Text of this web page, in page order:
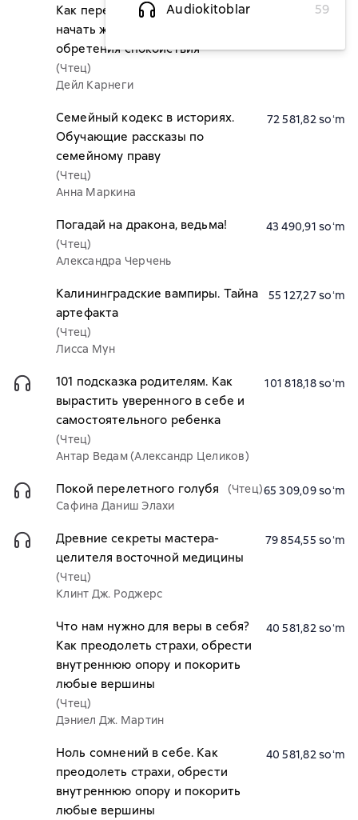
Audiokitoblar
59
Как перестать беспокоиться и
начать жить. Быстрый курс
обретения спокойствия
(Чтец)
Дейл Карнеги
55 127,27 soʻm
Семейный кодекс в историях.
Обучающие рассказы по
семейному праву
(Чтец)
Анна Маркина
72 581,82 soʻm
Погадай на дракона, ведьма!
(Чтец)
Александра Черчень
43 490,91 soʻm
Калининградские вампиры. Тайна
артефакта
(Чтец)
Лисса Мун
55 127,27 soʻm
101 подсказка родителям. Как
вырастить уверенного в себе и
самостоятельного ребенка
(Чтец)
Антар Ведам (Александр Целиков)
101 818,18 soʻm
Покой перелетного голубя
(Чтец)
Сафина Даниш Элахи
65 309,09 soʻm
Древние секреты мастера-
целителя восточной медицины
(Чтец)
Клинт Дж. Роджерс
79 854,55 soʻm
Что нам нужно для веры в себя?
Как преодолеть страхи, обрести
внутреннюю опору и покорить
любые вершины
(Чтец)
Дэниел Дж. Мартин
40 581,82 soʻm
Ноль сомнений в себе. Как
преодолеть страхи, обрести
внутреннюю опору и покорить
любые вершины
40 581,82 soʻm